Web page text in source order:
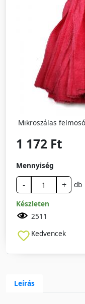
Mikroszálas
1 172 Ft
Mennyiség
- + db
Készleten
2511
Kedvencek
Leírás